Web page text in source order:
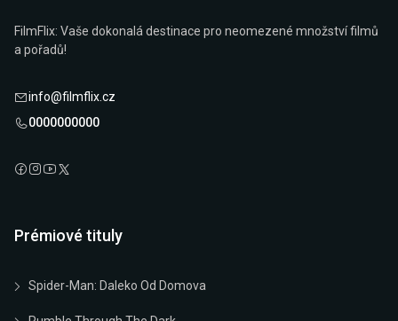
FilmFlix: Vaše dokonalá destinace pro neomezené množství filmů
a pořadů!
info@filmflix.cz
0000000000
Prémiové tituly
Spider-Man: Daleko Od Domova